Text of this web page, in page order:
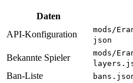
Daten
API-Konfiguration
mods/
json
Bekannte Spieler
mods/
Ban-Liste